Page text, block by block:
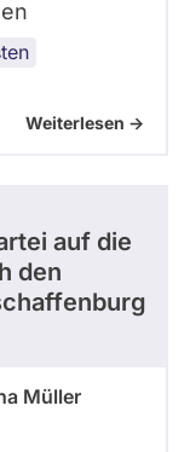
Weiterlesen ->
auf die
den
Müller